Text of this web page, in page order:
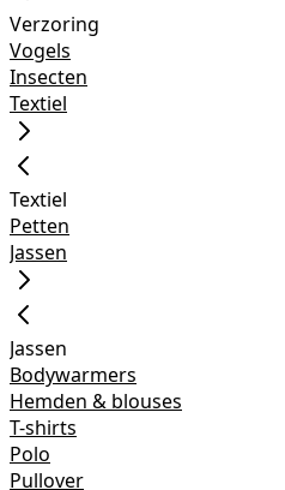
Verzoring
Vogels
Insecten
Textiel
Textiel
Petten
Jassen
Jassen
Bodywarmers
Hemden & blouses
T-shirts
Polo
Pullover